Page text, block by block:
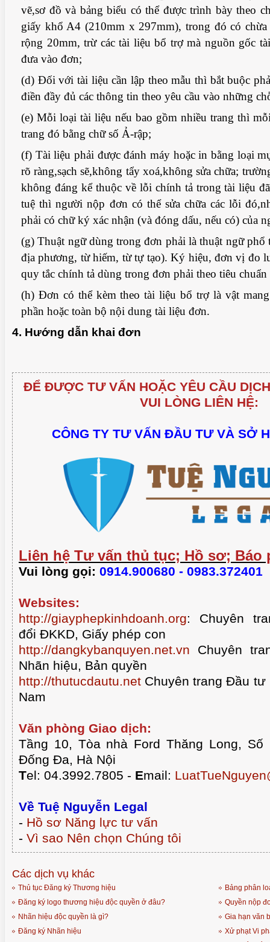
vẽ,sơ đồ và bảng biểu có thể được trình bày theo
giấy khổ A4 (210mm x 297mm), trong đó có
rộng 20mm, trừ các tài liệu bổ trợ mà nguồn gốc
đưa vào đơn;
(d) Đối với tài liệu cần lập theo mẫu thì bắt buộc
điền đầy đủ các thông tin theo yêu cầu vào những
(e) Mỗi loại tài liệu nếu bao gồm nhiều trang thì
trang đó bằng chữ số Ả-rập;
(f) Tài liệu phải được đánh máy hoặc in bằng loại
rõ ràng,sạch sẽ,không tẩy xoá,không sửa chữa;
không đáng kể thuộc về lỗi chính tả trong tài liệu
tuệ thì người nộp đơn có thể sửa chữa các lỗi
phải có chữ ký xác nhận (và đóng dấu, nếu có) của
(g) Thuật ngữ dùng trong đơn phải là thuật ngữ
địa phương, từ hiếm, từ tự tạo). Ký hiệu, đơn vị đo
quy tắc chính tả dùng trong đơn phải theo tiêu
(h) Đơn có thể kèm theo tài liệu bổ trợ là vật
phần hoặc toàn bộ nội dung tài liệu đơn.
4. Hướng dẫn khai đơn
ĐỂ ĐƯỢC TƯ VẤN HOẶC YÊU CẦU
VUI LÒNG LIÊN HỆ:
CÔNG TY TƯ VẤN ĐẦU TƯ VÀ SỞ
Liên hệ Tư vấn thủ tục; Hồ sơ; Báo
Vui lòng gọi: 0914.900680 - 0983.372401
Websites:
http://giayphepkinhdoanh.org:
Chuyên
đổi ĐKKD, Giấy phép con
http://dangkybanquyen.net.vn Chuyên
Nhãn hiệu, Bản quyền
http://thutucdautu.net Chuyên trang Đầu
Nam
Văn phòng Giao dịch:
Tầng 10, Tòa nhà Ford Thăng Long, Số
Đống Đa, Hà Nội
Tel: 04.3992.7805 - Email:
Về Tuệ Nguyễn Legal
- Hồ sơ Năng lực tư vấn
- Vì sao Nên chọn Chúng tôi
Các dịch vụ khác
Thủ tục Đăng ký Thương hiệu
Đăng ký logo thương hiệu độc quyền ở đâu?
Nhãn hiệu độc quyền là gì?
Đăng ký Nhãn hiệu
Bảng phân
Quyền nộp
Gia hạn văn
Xử phạt Vi
VIDEO
CHUẨN BỊ THƯ CHUYỂN VĂN BẰNG NHÃN
HIỆU GỐC TỚI KHÁCH HÀNG